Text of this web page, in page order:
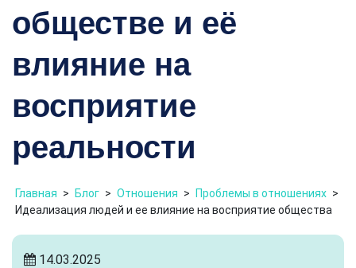
обществе и её
влияние на
восприятие
реальности
Главная > Блог > Отношения > Проблемы в отношениях >
Идеализация людей и ее влияние на восприятие общества
14.03.2025